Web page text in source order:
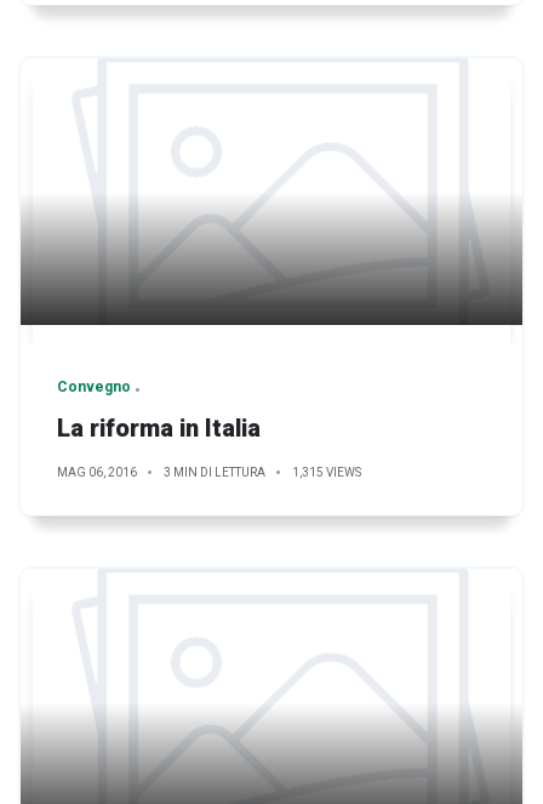
Convegno
La riforma in Italia
MAG 06, 2016 3 MIN DI LETTURA 1,315 VIEWS